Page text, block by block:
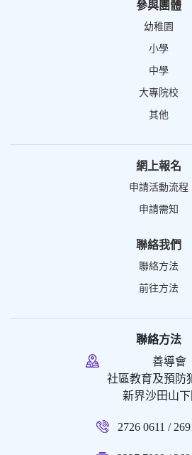
參與團體
幼稚園
小學
中學
大專院校
其他
網上報名
申請活動流程
申請需知
聯絡我們
聯絡方法
前往方法
聯絡方法
善導會
社區教育及預防
新界沙田山
2726 0611 /